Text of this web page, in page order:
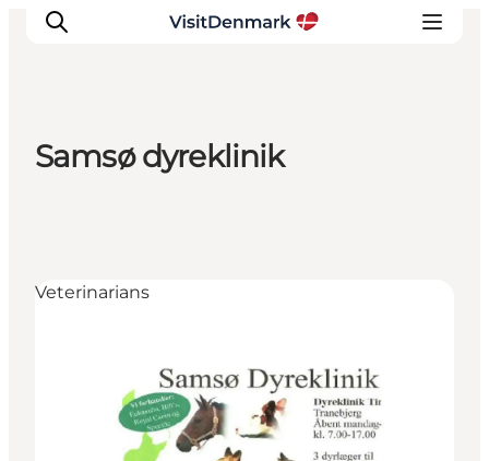
Samsø dyreklinik
Veterinarians